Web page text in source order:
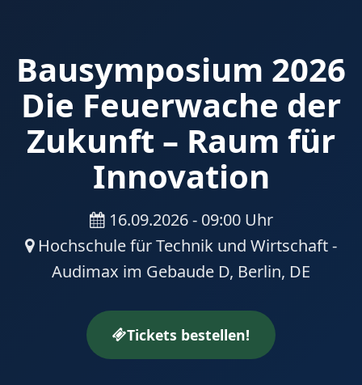
Bausymposium 2026
Die Feuerwache der
Zukunft – Raum für
Innovation
16.09.2026 - 09:00 Uhr
Hochschule für Technik und Wirtschaft -
Audimax im Gebaude D, Berlin, DE
Tickets bestellen!